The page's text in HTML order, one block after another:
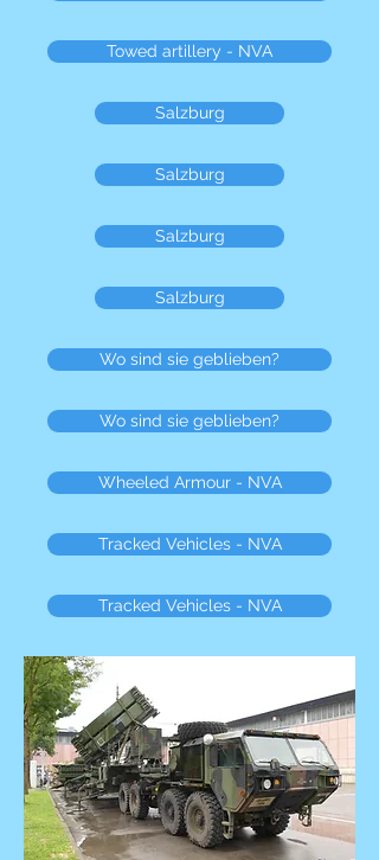
Towed artillery - NVA
Salzburg
Salzburg
Salzburg
Salzburg
Wo sind sie geblieben?
Wo sind sie geblieben?
Wheeled Armour - NVA
Tracked Vehicles - NVA
Tracked Vehicles - NVA